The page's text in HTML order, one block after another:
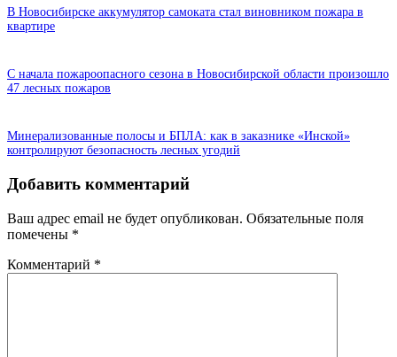
В Новосибирске аккумулятор самоката стал виновником пожара в
квартире
С начала пожароопасного сезона в Новосибирской области произошло
47 лесных пожаров
Минерализованные полосы и БПЛА: как в заказнике «Инской»
контролируют безопасность лесных угодий
Добавить комментарий
Ваш адрес email не будет опубликован. Обязательные поля
помечены *
Комментарий *